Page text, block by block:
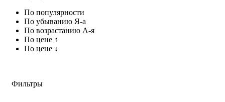
По популярности
По убыванию Я-а
По возрастанию А-я
По цене ↑
По цене ↓
Фильтры